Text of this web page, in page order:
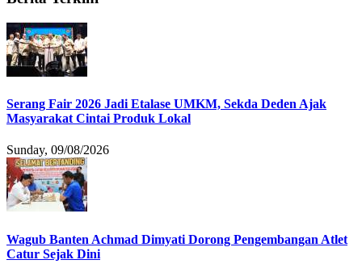
Serang Fair 2026 Jadi Etalase UMKM, Sekda Deden Ajak
Masyarakat Cintai Produk Lokal
Sunday, 09/08/2026
Wagub Banten Achmad Dimyati Dorong Pengembangan Atlet
Catur Sejak Dini